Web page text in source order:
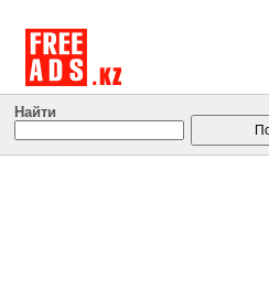
Найти